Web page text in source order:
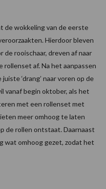
de wokkeling van de eerste
Hierdoor bleven
rooischaar, dreven af naar
af. Na het aanpassen
‘drang’ naar voren op de
vanaf begin oktober, als het
met een rollenset met
meer omhoog te laten
de rollen ontstaat. Daarnaast
wat omhoog gezet, zodat het